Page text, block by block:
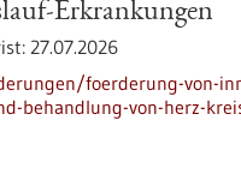
Erkrankungen
27.07.2026
foerderung-von-
behandlung-von-herz-